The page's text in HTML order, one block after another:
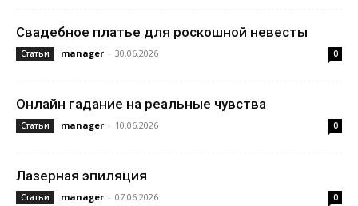
Свадебное платье для роскошной невесты
Статьи manager - 30.06.2026 0
Онлайн гадание на реальные чувства
Статьи manager - 10.06.2026 0
Лазерная эпиляция
Статьи manager - 07.06.2026 0